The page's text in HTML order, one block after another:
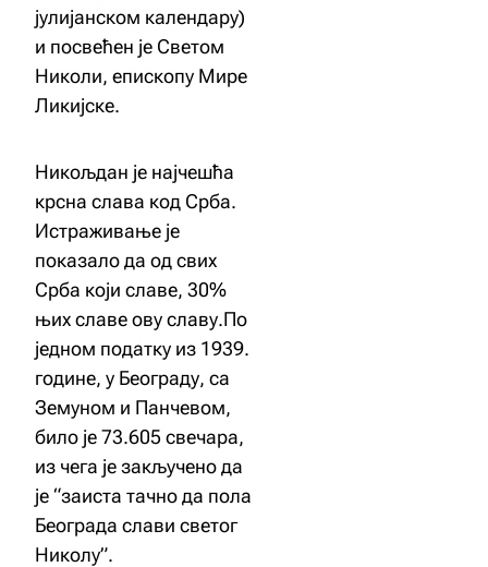
јулијанском календару)
и посвећен је Светом
Николи, епископу Мире
Ликијске.
Никољдан је најчешћа
крсна слава код Срба.
Истраживање је
показало да од свих
Срба који славе, 30%
њих славе ову славу.По
једном податку из 1939.
године, у Београду, са
Земуном и Панчевом,
било је 73.605 свечара,
из чега је закључено да
је “заиста тачно да пола
Београда слави светог
Николу”.